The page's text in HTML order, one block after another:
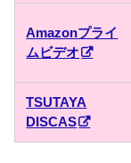
Amazonプライ
ムビデオ
TSUTAYA
DISCAS